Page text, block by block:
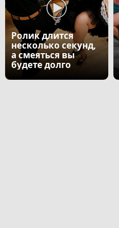
Ролик длится
несколько секунд,
а смеяться вы
будете долго